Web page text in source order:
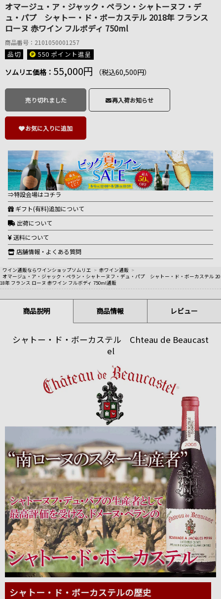
オマージュ・ア・ジャック・ペラン・シャトーヌフ・デ
ュ・パプ シャトー・ド・ボーカステル 2018年 フランス
ローヌ 赤ワイン フルボディ 750ml
商品番号：2101050001257
品切 550 ポイント進呈
ソムリエ価格： 55,000円 （税込60,500円）
売り切れました 再入荷お知らせ
お気に入りに追加
⇒特設会場はコチラ
ギフト(有料)追加について
出荷について
送料について
店舗情報・よくある質問
ワイン通販ならワインショップソムリエ > 赤ワイン通販 >
オマージュ・ア・ジャック・ペラン・シャトーヌフ・デュ・パプ シャトー・ド・ボーカステル 20
18年 フランス ローヌ 赤ワイン フルボディ 750ml通販
商品説明 商品情報 レビュー
シャトー・ド・ボーカステル Chteau de Beaucast
el
シャトー・ド・ボーカステルの歴史